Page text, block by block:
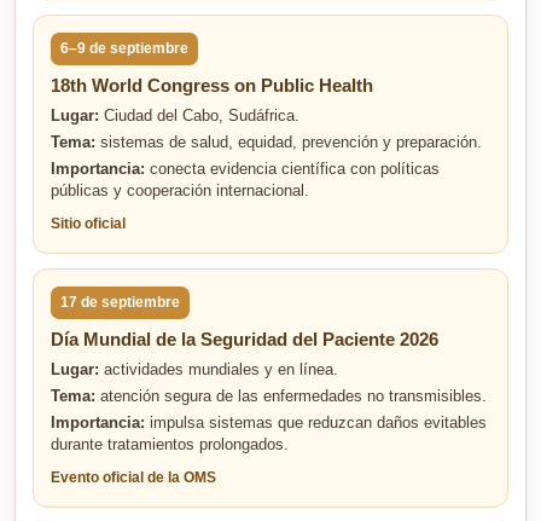
6–9 de septiembre
18th World Congress on Public Health
Lugar: Ciudad del Cabo, Sudáfrica.
Tema: sistemas de salud, equidad, prevención y preparación.
Importancia: conecta evidencia científica con políticas
públicas y cooperación internacional.
Sitio oficial
17 de septiembre
Día Mundial de la Seguridad del Paciente 2026
Lugar: actividades mundiales y en línea.
Tema: atención segura de las enfermedades no transmisibles.
Importancia: impulsa sistemas que reduzcan daños evitables
durante tratamientos prolongados.
Evento oficial de la OMS